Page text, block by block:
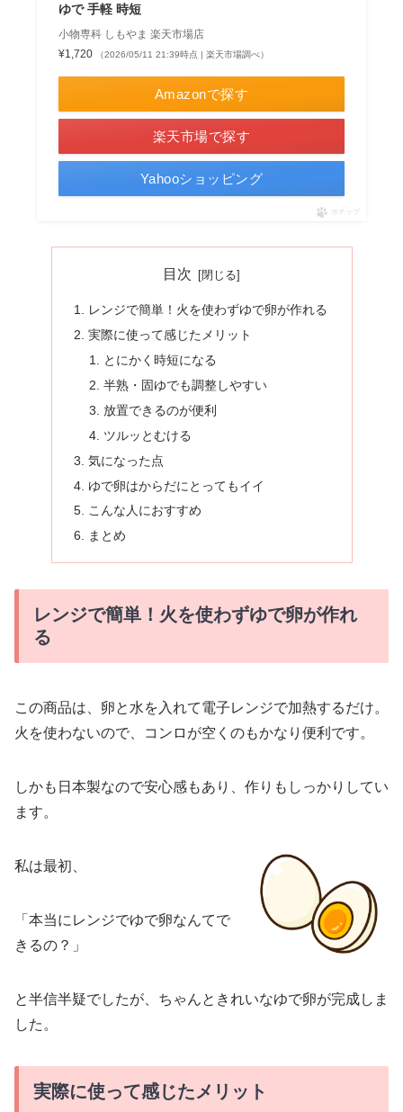
ゆで 手軽 時短
小物専科 しもやま 楽天市場店
¥1,720
（2026/05/11 21:39時点 | 楽天市場調べ）
Amazonで探す
楽天市場で探す
Yahooショッピング
ポチップ
目次
レンジで簡単！火を使わずゆで卵が作れる
実際に使って感じたメリット
とにかく時短になる
半熟・固ゆでも調整しやすい
放置できるのが便利
ツルッとむける
気になった点
ゆで卵はからだにとってもイイ
こんな人におすすめ
まとめ
レンジで簡単！火を使わずゆで卵が作れ
る
この商品は、卵と水を入れて電子レンジで加熱するだけ。
火を使わないので、コンロが空くのもかなり便利です。
しかも日本製なので安心感もあり、作りもしっかりしてい
ます。
私は最初、
「本当にレンジでゆで卵なんてで
きるの？」
と半信半疑でしたが、ちゃんときれいなゆで卵が完成しま
した。
実際に使って感じたメリット